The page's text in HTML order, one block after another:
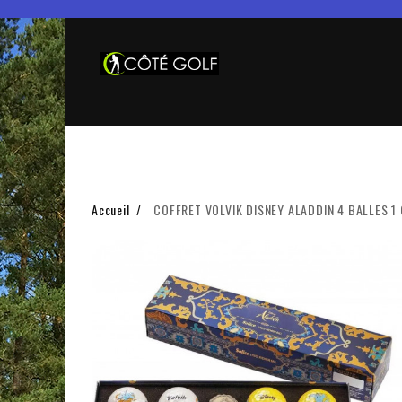
Accueil COFFRET VOLVIK DISNEY ALADDIN 4 BALLES 1